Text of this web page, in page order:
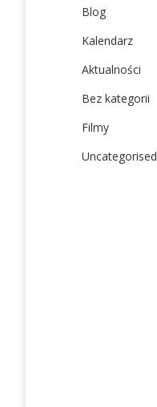
Blog
Kalendarz
Aktualności
Bez kategorii
Filmy
Uncategorised